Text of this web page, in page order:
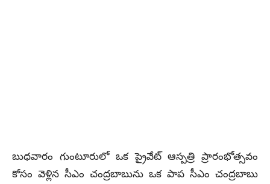
బుధవారం గుంటూరులో ఒక ప్రైవేట్ ఆస్పత్రి ప్రారంభోత్సవం
కోసం వెళ్లిన సీఎం చంద్రబాబును ఒక పాప సీఎం చంద్రబాబు